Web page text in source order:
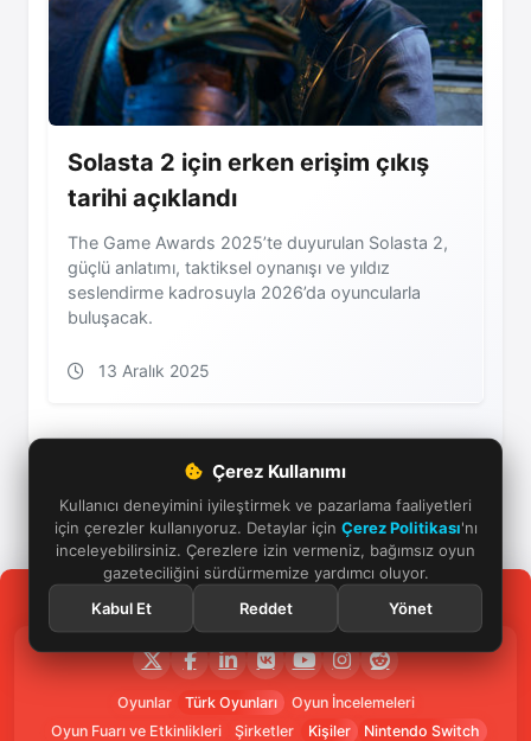
Çerez Kullanımı
Kullanıcı deneyimini iyileştirmek ve pazarlama faaliyetleri
için çerezler kullanıyoruz. Detaylar için Çerez Politikası'nı
inceleyebilirsiniz. Çerezlere izin vermeniz, bağımsız oyun
gazeteciliğini sürdürmemize yardımcı oluyor.
Kabul Et
Reddet Yönet
Solasta 2 için erken erişim çıkış
tarihi açıklandı
The Game Awards 2025’te duyurulan Solasta 2,
güçlü anlatımı, taktiksel oynanışı ve yıldız
seslendirme kadrosuyla 2026’da oyuncularla
buluşacak.
13 Aralık 2025
Oyunlar Türk Oyunları
Oyun İncelemeleri
Oyun Fuarı ve Etkinlikleri
Şirketler Kişiler
Nintendo Switch